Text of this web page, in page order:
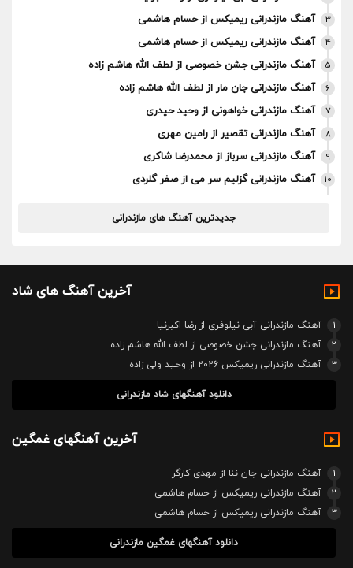
3 آهنگ مازندرانی ریمیکس از حسام هاشمی
4 آهنگ مازندرانی ریمیکس از حسام هاشمی
5 آهنگ مازندرانی جشن خصوصی از لطف الله هاشم زاده
6 آهنگ مازندرانی جان مار از لطف الله هاشم زاده
7 آهنگ مازندرانی خواهونی از وحید حیدری
8 آهنگ مازندرانی تقصیر از رامین مهری
9 آهنگ مازندرانی سرباز از محمدرضا شاکری
10 آهنگ مازندرانی گزلیم سر می از صفر گلردی
جدیدترین آهنگ های مازندرانی
آخرین آهنگ های شاد
1
آهنگ مازندرانی آبی نیلوفری از رضا اکبرنیا
2
آهنگ مازندرانی جشن خصوصی از لطف الله هاشم زاده
3
آهنگ مازندرانی ریمیکس 2026 از وحید ولی زاده
دانلود آهنگهای شاد مازندرانی
آخرین آهنگهای غمگین
1
آهنگ مازندرانی جان ننا از مهدی کارگر
2
آهنگ مازندرانی ریمیکس از حسام هاشمی
3
آهنگ مازندرانی ریمیکس از حسام هاشمی
دانلود آهنگهای غمگین مازندرانی